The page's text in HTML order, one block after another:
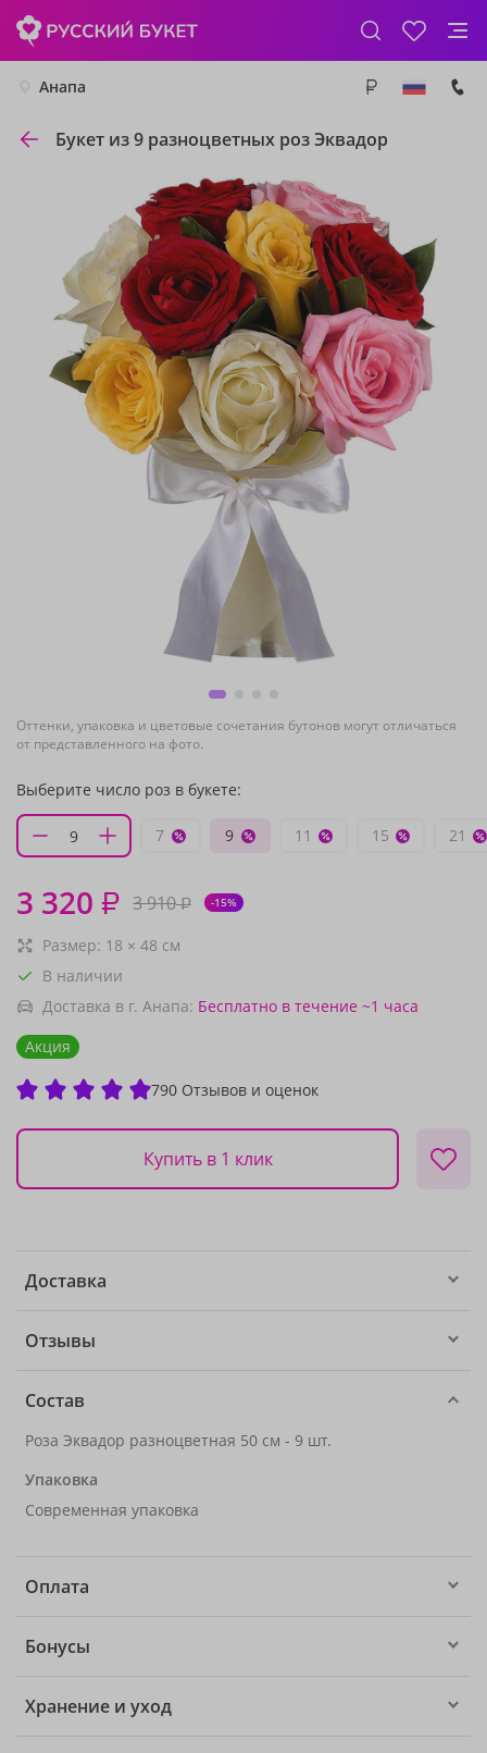
Анапа
Букет из 9 разноцветных роз Эквадор
Оттенки, упаковка и цветовые сочетания бутонов могут отличаться
от представленного на фото.
Выберите число роз в букете:
7 9 11 15 21
3 320 ₽ 3 910₽ -15%
Размер: 18 × 48 см
В наличии
Доставка в г. Анапа: Бесплатно в течение ~1 часа
Акция
790 Отзывов и оценок
Купить в 1 клик
Доставка
Отзывы
Состав
Роза Эквадор разноцветная 50 см - 9 шт.
Упаковка
Современная упаковка
Оплата
Бонусы
Хранение и уход